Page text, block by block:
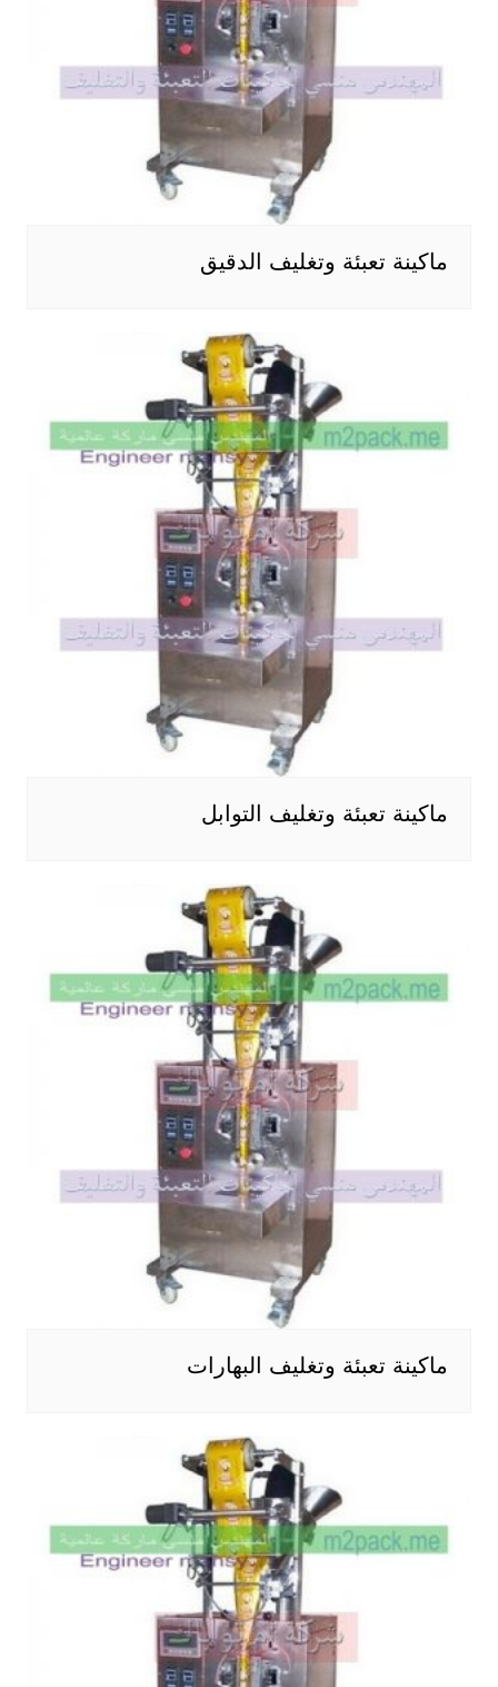
ماكينة تعبئة وتغليف الدقيق
ماكينة تعبئة وتغليف التوابل
ماكينة تعبئة وتغليف البهارات